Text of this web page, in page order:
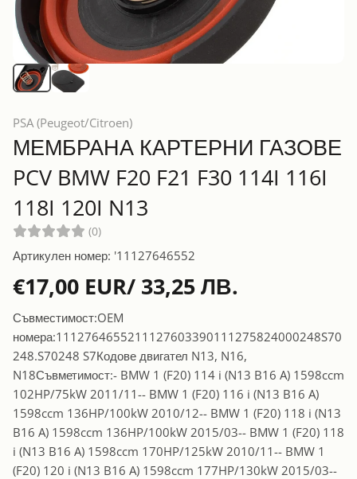
PSA (Peugeot/Citroen)
МЕМБРАНА КАРТЕРНИ ГАЗОВЕ
PCV BMW F20 F21 F30 114I 116I
118I 120I N13
(0)
Артикулен номер: '11127646552
€17,00 EUR/ 33,25 ЛВ.
Съвместимост:OEM
номера:1112764655211127603390111275824000248S70
248.S70248 S7Кодове двигател N13, N16,
N18Съвметимост:- BMW 1 (F20) 114 i (N13 B16 A) 1598ccm
102HP/75kW 2011/11-- BMW 1 (F20) 116 i (N13 B16 A)
1598ccm 136HP/100kW 2010/12-- BMW 1 (F20) 118 i (N13
B16 A) 1598ccm 136HP/100kW 2015/03-- BMW 1 (F20) 118
i (N13 B16 A) 1598ccm 170HP/125kW 2010/11-- BMW 1
(F20) 120 i (N13 B16 A) 1598ccm 177HP/130kW 2015/03--